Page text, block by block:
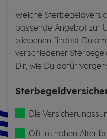
Wel­che
pas­sen­de An­ge­bot zur
blie­be­nen fin­dest Du
ver­schie­de­ner
Dir, wie Du dafür
Die
Oft im hohen Alter